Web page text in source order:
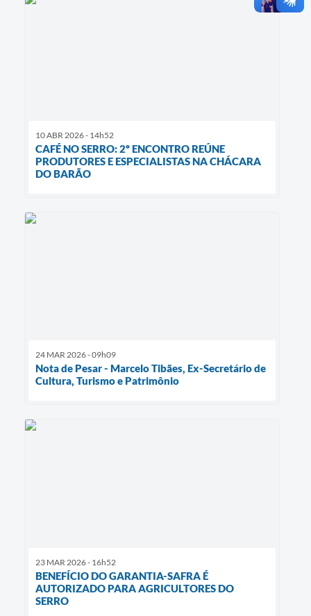
10 ABR 2026 - 14h52
CAFÉ NO SERRO: 2º ENCONTRO REÚNE
PRODUTORES E ESPECIALISTAS NA CHÁCARA
DO BARÃO
24 MAR 2026 - 09h09
Nota de Pesar - Marcelo Tibães, Ex-Secretário de
Cultura, Turismo e Patrimônio
23 MAR 2026 - 16h52
BENEFÍCIO DO GARANTIA-SAFRA É
AUTORIZADO PARA AGRICULTORES DO
SERRO